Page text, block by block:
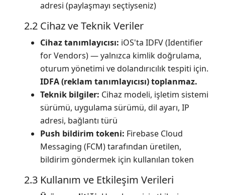
adresi (paylaşmayı seçtiyseniz)
2.2 Cihaz ve Teknik Veriler
Cihaz tanımlayıcısı: iOS'ta IDFV (Identifier
for Vendors) — yalnızca kimlik doğrulama,
oturum yönetimi ve dolandırıcılık tespiti için.
IDFA (reklam tanımlayıcısı) toplanmaz.
Teknik bilgiler: Cihaz modeli, işletim sistemi
sürümü, uygulama sürümü, dil ayarı, IP
adresi, bağlantı türü
Push bildirim tokeni: Firebase Cloud
Messaging (FCM) tarafından üretilen,
bildirim göndermek için kullanılan token
2.3 Kullanım ve Etkileşim Verileri